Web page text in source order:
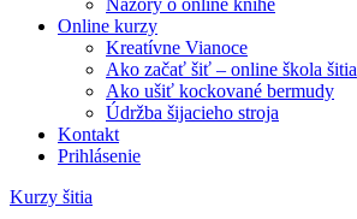
Názory o online knihe
Online kurzy
Kreatívne Vianoce
Ako začať šiť – online škola šitia
Ako ušiť kockované bermudy
Údržba šijacieho stroja
Kontakt
Prihlásenie
Kurzy šitia